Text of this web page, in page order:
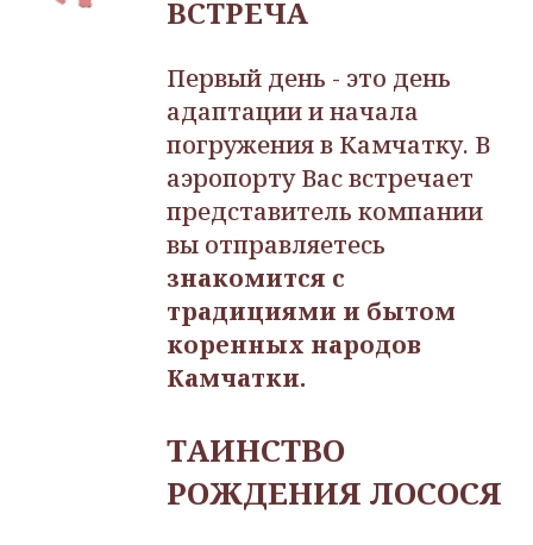
ВСТРЕЧА
Первый день - это день
адаптации и начала
погружения в Камчатку. В
аэропорту Вас встречает
представитель компании
вы отправляетесь
знакомится с
традициями и бытом
коренных народов
Камчатки.
ТАИНСТВО
РОЖДЕНИЯ ЛОСОСЯ